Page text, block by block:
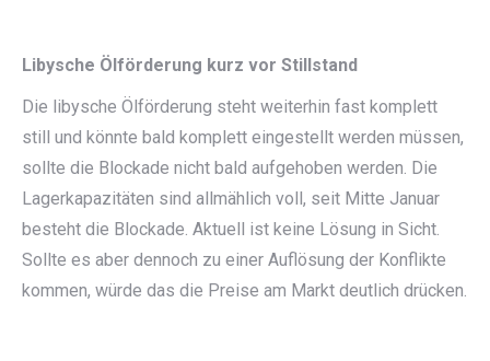
Libysche Ölförderung kurz vor Stillstand
Die libysche Ölförderung steht weiterhin fast komplett
still und könnte bald komplett eingestellt werden müssen,
sollte die Blockade nicht bald aufgehoben werden. Die
Lagerkapazitäten sind allmählich voll, seit Mitte Januar
besteht die Blockade. Aktuell ist keine Lösung in Sicht.
Sollte es aber dennoch zu einer Auflösung der Konflikte
kommen, würde das die Preise am Markt deutlich drücken.